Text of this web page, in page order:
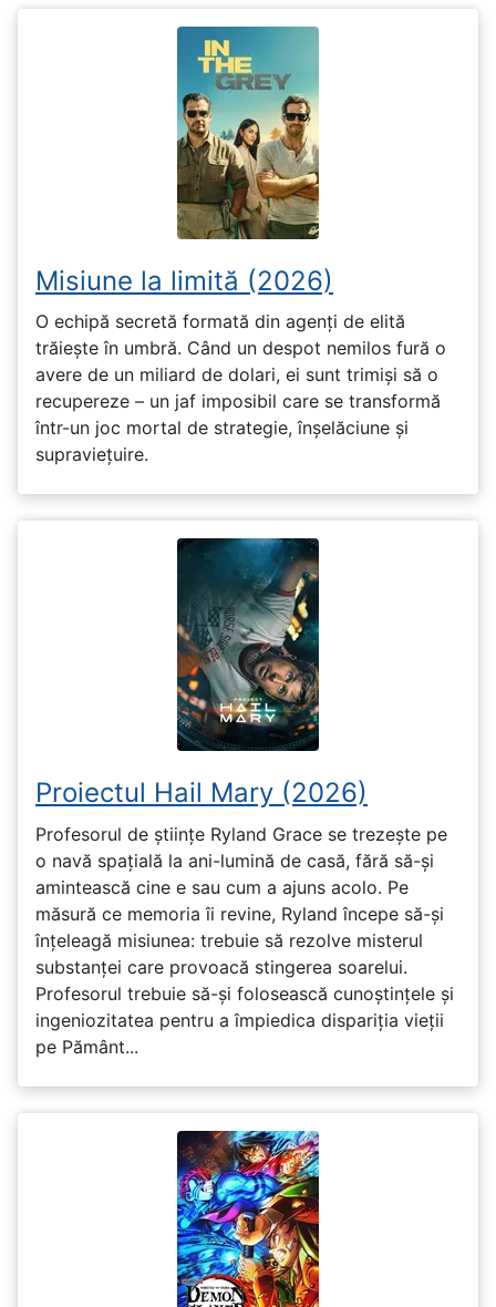
Misiune la limită (2026)
O echipă secretă formată din agenți de elită
trăiește în umbră. Când un despot nemilos fură o
avere de un miliard de dolari, ei sunt trimiși să o
recupereze – un jaf imposibil care se transformă
într-un joc mortal de strategie, înșelăciune și
supraviețuire.
Proiectul Hail Mary (2026)
Profesorul de științe Ryland Grace se trezește pe
o navă spațială la ani-lumină de casă, fără să-și
amintească cine e sau cum a ajuns acolo. Pe
măsură ce memoria îi revine, Ryland începe să-și
înțeleagă misiunea: trebuie să rezolve misterul
substanței care provoacă stingerea soarelui.
Profesorul trebuie să-și folosească cunoștințele și
ingeniozitatea pentru a împiedica dispariția vieții
pe Pământ...